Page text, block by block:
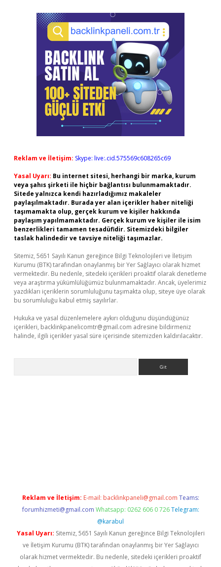
Reklam ve İletişim: Skype: live:.cid.575569c608265c69
Yasal Uyarı: Bu internet sitesi, herhangi bir marka, kurum
veya şahıs şirketi ile hiçbir bağlantısı bulunmamaktadır.
Sitede yalnızca kendi hazırladığımız makaleler
paylaşılmaktadır. Burada yer alan içerikler haber niteliği
taşımamakta olup, gerçek kurum ve kişiler hakkında
paylaşım yapılmamaktadır. Gerçek kurum ve kişiler ile isim
benzerlikleri tamamen tesadüfidir. Sitemizdeki bilgiler
taslak halindedir ve tavsiye niteliği taşımazlar.
Sitemiz, 5651 Sayılı Kanun gereğince Bilgi Teknolojileri ve İletişim
Kurumu (BTK) tarafından onaylanmış bir Yer Sağlayıcı olarak hizmet
vermektedir. Bu nedenle, sitedeki içerikleri proaktif olarak denetleme
veya araştırma yükümlülüğümüz bulunmamaktadır. Ancak, üyelerimiz
yazdıkları içeriklerin sorumluluğunu taşımakta olup, siteye üye olarak
bu sorumluluğu kabul etmiş sayılırlar.
Hukuka ve yasal düzenlemelere aykırı olduğunu düşündüğünüz
içerikleri, backlinkpanelicomtr@gmail.com adresine bildirmeniz
halinde, ilgili içerikler yasal süre içerisinde sitemizden kaldırılacaktır.
Reklam ve İletişim: E-mail: backlinkpaneli@gmail.com Teams:
forumhizmeti@gmail.com Whatsapp: 0262 606 0 726 Telegram:
@karabul
Yasal Uyarı: Sitemiz, 5651 Sayılı Kanun gereğince Bilgi Teknolojileri
ve İletişim Kurumu (BTK) tarafından onaylanmış bir Yer Sağlayıcı
olarak hizmet vermektedir. Bu nedenle, sitedeki içerikleri proaktif